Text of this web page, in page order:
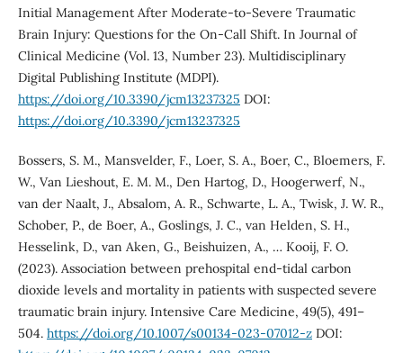
Initial Management After Moderate-to-Severe Traumatic
Brain Injury: Questions for the On-Call Shift. In Journal of
Clinical Medicine (Vol. 13, Number 23). Multidisciplinary
Digital Publishing Institute (MDPI).
https://doi.org/10.3390/jcm13237325 DOI:
https://doi.org/10.3390/jcm13237325
Bossers, S. M., Mansvelder, F., Loer, S. A., Boer, C., Bloemers, F.
W., Van Lieshout, E. M. M., Den Hartog, D., Hoogerwerf, N.,
van der Naalt, J., Absalom, A. R., Schwarte, L. A., Twisk, J. W. R.,
Schober, P., de Boer, A., Goslings, J. C., van Helden, S. H.,
Hesselink, D., van Aken, G., Beishuizen, A., … Kooij, F. O.
(2023). Association between prehospital end-tidal carbon
dioxide levels and mortality in patients with suspected severe
traumatic brain injury. Intensive Care Medicine, 49(5), 491–
504. https://doi.org/10.1007/s00134-023-07012-zDOI: